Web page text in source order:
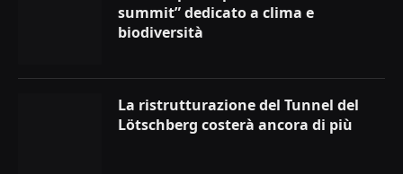
summit” dedicato a clima e
biodiversità
La ristrutturazione del Tunnel del
Lötschberg costerà ancora di più